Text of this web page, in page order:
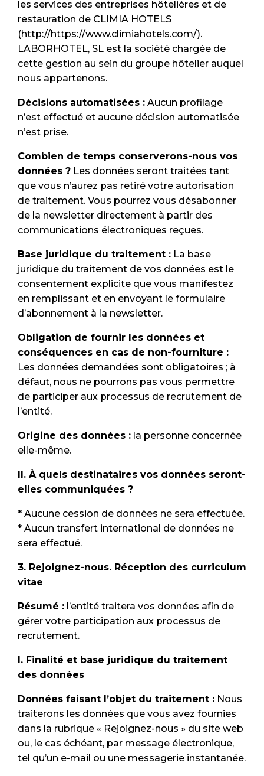
les services des entreprises hôtelières et de
restauration de CLIMIA HOTELS
(http://https://www.climiahotels.com/).
LABORHOTEL, SL est la société chargée de
cette gestion au sein du groupe hôtelier auquel
nous appartenons.
Décisions automatisées : Aucun profilage
n’est effectué et aucune décision automatisée
n’est prise.
Combien de temps conserverons-nous vos
données ? Les données seront traitées tant
que vous n’aurez pas retiré votre autorisation
de traitement. Vous pourrez vous désabonner
de la newsletter directement à partir des
communications électroniques reçues.
Base juridique du traitement : La base
juridique du traitement de vos données est le
consentement explicite que vous manifestez
en remplissant et en envoyant le formulaire
d’abonnement à la newsletter.
Obligation de fournir les données et
conséquences en cas de non-fourniture :
Les données demandées sont obligatoires ; à
défaut, nous ne pourrons pas vous permettre
de participer aux processus de recrutement de
l’entité.
Origine des données : la personne concernée
elle-même.
II. À quels destinataires vos données seront-
elles communiquées ?
* Aucune cession de données ne sera effectuée.
* Aucun transfert international de données ne
sera effectué.
3. Rejoignez-nous. Réception des curriculum
vitae
Résumé : l’entité traitera vos données afin de
gérer votre participation aux processus de
recrutement.
I. Finalité et base juridique du traitement
des données
Données faisant l’objet du traitement : Nous
traiterons les données que vous avez fournies
dans la rubrique « Rejoignez-nous » du site web
ou, le cas échéant, par message électronique,
tel qu’un e-mail ou une messagerie instantanée.